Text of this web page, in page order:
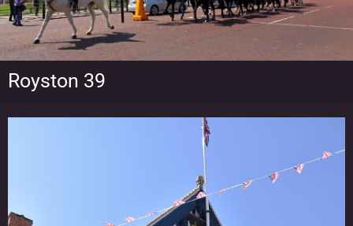
Royston 39